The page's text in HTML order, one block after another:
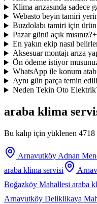
Klima arızasında sadece
Webasto beyin tamiri
Buzdolabı tamiri için
Pazar günü açık mısınız?+
En yakın ekip nasıl
Aksesuar montajı arıza
Ön ödeme istiyor
WhatsApp ile konum
Aynı gün parça temin
Neden Tekin Oto
araba klima
Bu kalıp için yüklenen 4718
Arnavutköy Adnan
araba klima servisi
Boğazköy Mahallesi araba
Arnavutköy Deliklikaya